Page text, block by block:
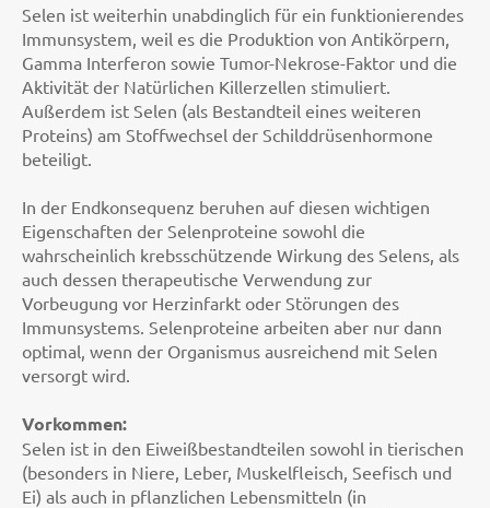
Selen ist weiterhin unabdinglich für ein funktionierendes
Immunsystem, weil es die Produktion von Antikörpern,
Gamma Interferon sowie Tumor-Nekrose-Faktor und die
Aktivität der Natürlichen Killerzellen stimuliert.
Außerdem ist Selen (als Bestandteil eines weiteren
Proteins) am Stoffwechsel der Schilddrüsenhormone
beteiligt.
In der Endkonsequenz beruhen auf diesen wichtigen
Eigenschaften der Selenproteine sowohl die
wahrscheinlich krebsschützende Wirkung des Selens, als
auch dessen therapeutische Verwendung zur
Vorbeugung vor Herzinfarkt oder Störungen des
Immunsystems. Selenproteine arbeiten aber nur dann
optimal, wenn der Organismus ausreichend mit Selen
versorgt wird.
Vorkommen:
Selen ist in den Eiweißbestandteilen sowohl in tierischen
(besonders in Niere, Leber, Muskelfleisch, Seefisch und
Ei) als auch in pflanzlichen Lebensmitteln (in